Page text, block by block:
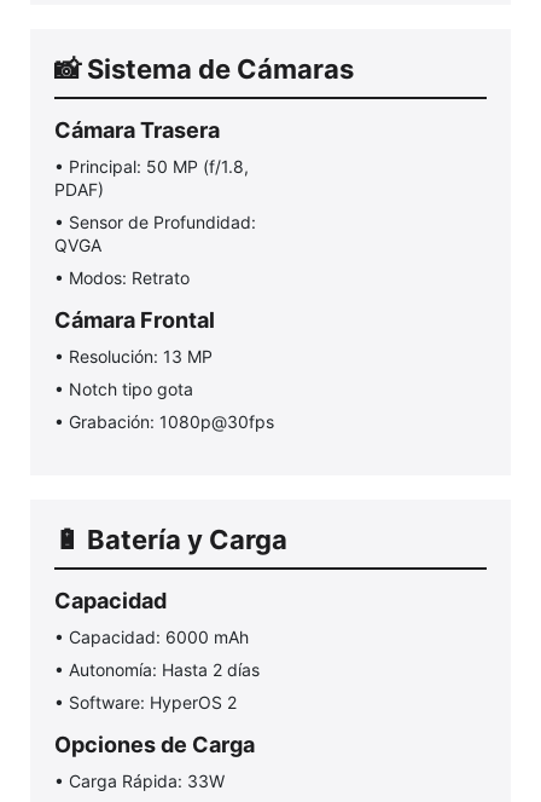
📸 Sistema de Cámaras
Cámara Trasera
• Principal: 50 MP (f/1.8,
PDAF)
• Sensor de Profundidad:
QVGA
• Modos: Retrato
Cámara Frontal
• Resolución: 13 MP
• Notch tipo gota
• Grabación: 1080p@30fps
🔋 Batería y Carga
Capacidad
• Capacidad: 6000 mAh
• Autonomía: Hasta 2 días
• Software: HyperOS 2
Opciones de Carga
• Carga Rápida: 33W